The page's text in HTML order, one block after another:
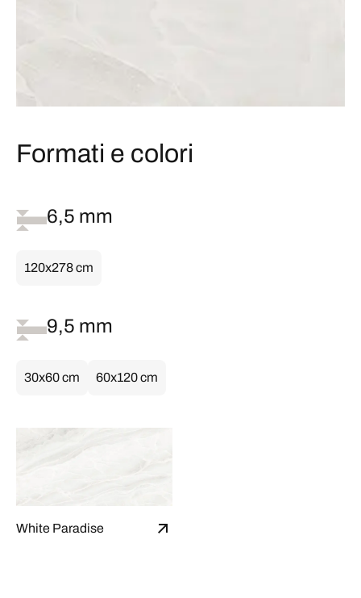
Formati e colori
6,5 mm
120x278 cm
9,5 mm
30x60 cm 60x120 cm
White Paradise